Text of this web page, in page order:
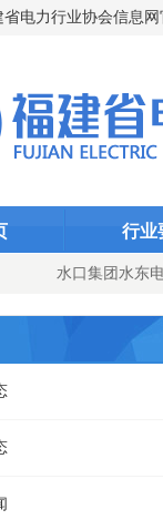
电力行业协会信息网
行业
) 水口集团水东
供电公司：主变换“心